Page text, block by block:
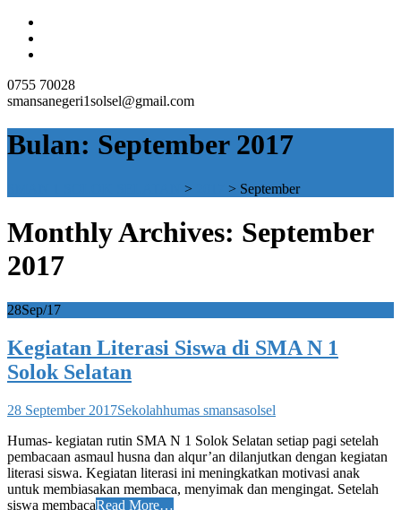
0755 70028
smansanegeri1solsel@gmail.com
Bulan: September 2017
> > September
Monthly Archives: September
2017
28Sep/17
Kegiatan Literasi Siswa di SMA N 1
Solok Selatan
28 September 2017Sekolahhumas smansasolsel
Humas- kegiatan rutin SMA N 1 Solok Selatan setiap pagi setelah
pembacaan asmaul husna dan alqur’an dilanjutkan dengan kegiatan
literasi siswa. Kegiatan literasi ini meningkatkan motivasi anak
untuk membiasakan membaca, menyimak dan mengingat. Setelah
siswa membacaRead More…